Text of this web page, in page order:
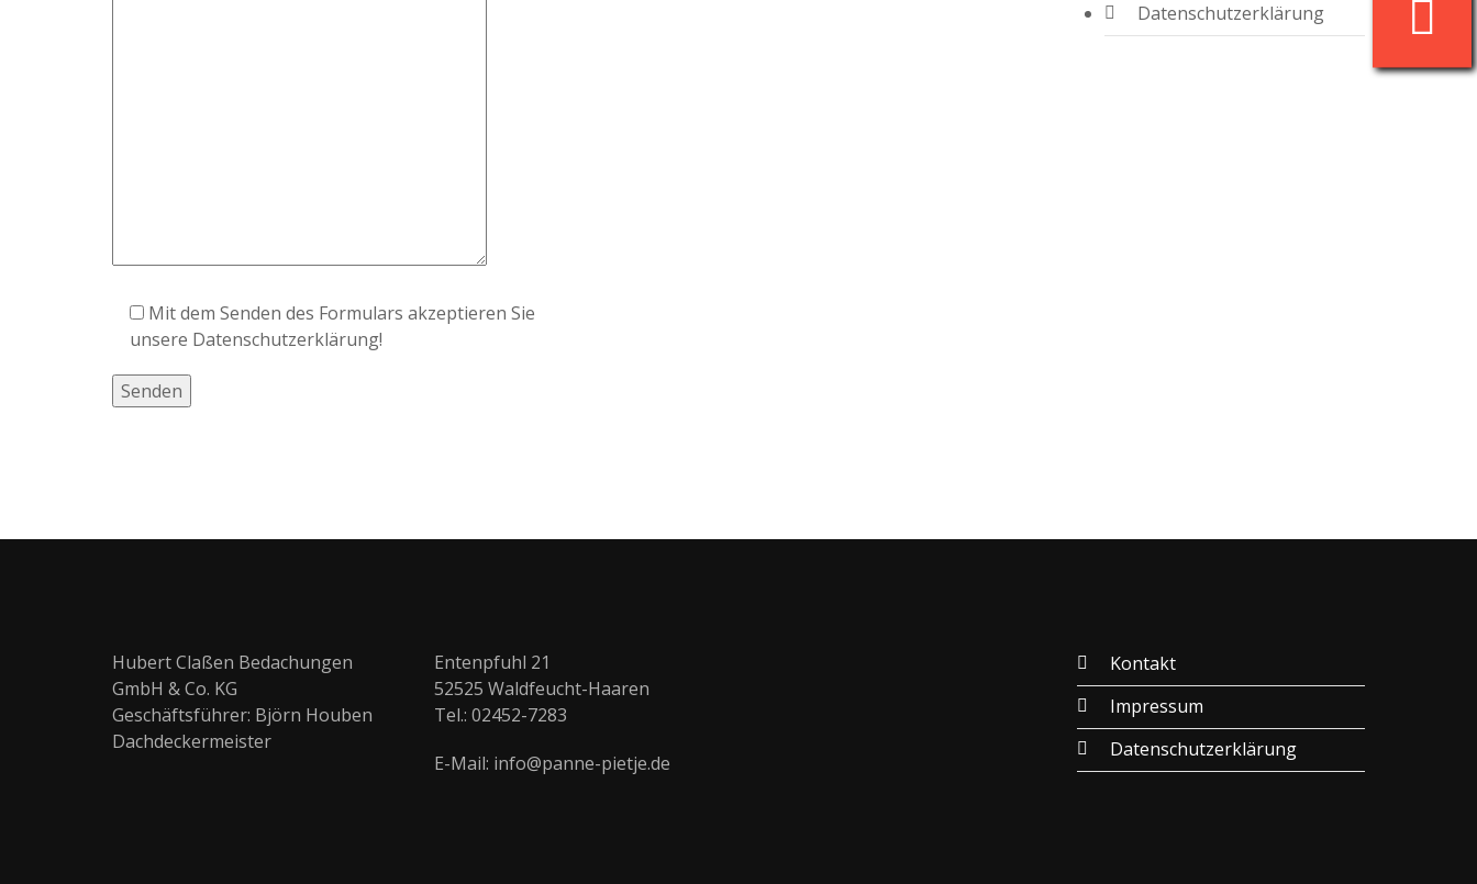
Mit dem Senden des Formulars akzeptieren Sie
unsere Datenschutzerklärung!
Datenschutzerklärung
Hubert Claßen Bedachungen
GmbH & Co. KG
Geschäftsführer: Björn Houben
Dachdeckermeister
Entenpfuhl 21
52525 Waldfeucht-Haaren
Tel.: 02452-7283
E-Mail: info@panne-pietje.de
Kontakt
Impressum
Datenschutzerklärung